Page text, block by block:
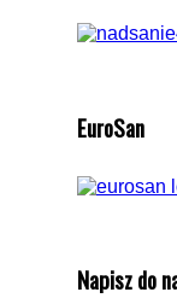
EuroSan
Napisz do